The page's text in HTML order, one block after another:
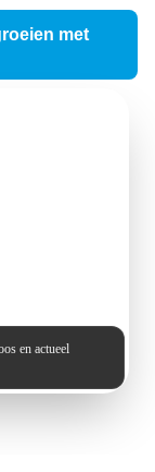
met
en actueel